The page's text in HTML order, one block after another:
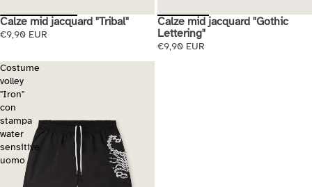
Calze mid jacquard "Tribal"
€9,90 EUR
Esaurito
Calze mid jacquard "Gothic
Lettering"
€9,90 EUR
Costume
volley
"Iron"
con
stampa
water
sensitive
uomo